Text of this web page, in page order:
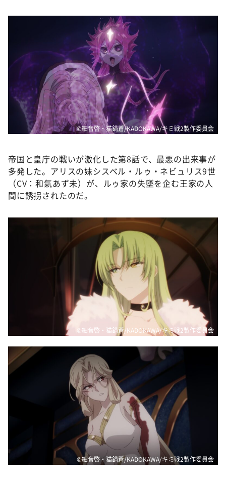
©細音啓・猫鍋蒼/KADOKAWA/キミ戦2製作委員会
帝国と皇庁の戦いが激化した第8話で、最悪の出来事が
多発した。アリスの妹シスベル・ルゥ・ネビュリス9世
（CV：和氣あず未）が、ルゥ家の失墜を企む王家の人
間に誘拐されたのだ。
©細音啓・猫鍋蒼/KADOKAWA/キミ戦2製作委員会
©細音啓・猫鍋蒼/KADOKAWA/キミ戦2製作委員会